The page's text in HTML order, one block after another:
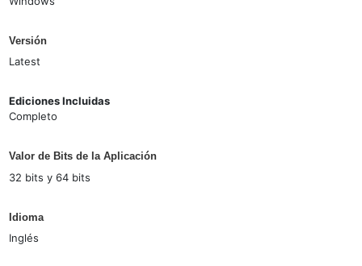
Versión
Latest
Ediciones Incluidas
Completo
Valor de Bits de la Aplicación
32 bits y 64 bits
Idioma
Inglés